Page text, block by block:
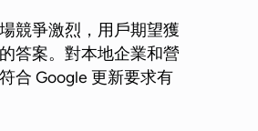
競爭激烈，用戶期望獲
答案。對本地企業和營
合 Google 更新要求有